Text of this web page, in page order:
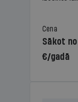
Cena
Sākot
€/gadā